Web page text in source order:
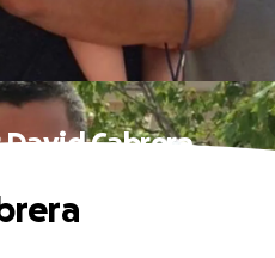
David Cabrera